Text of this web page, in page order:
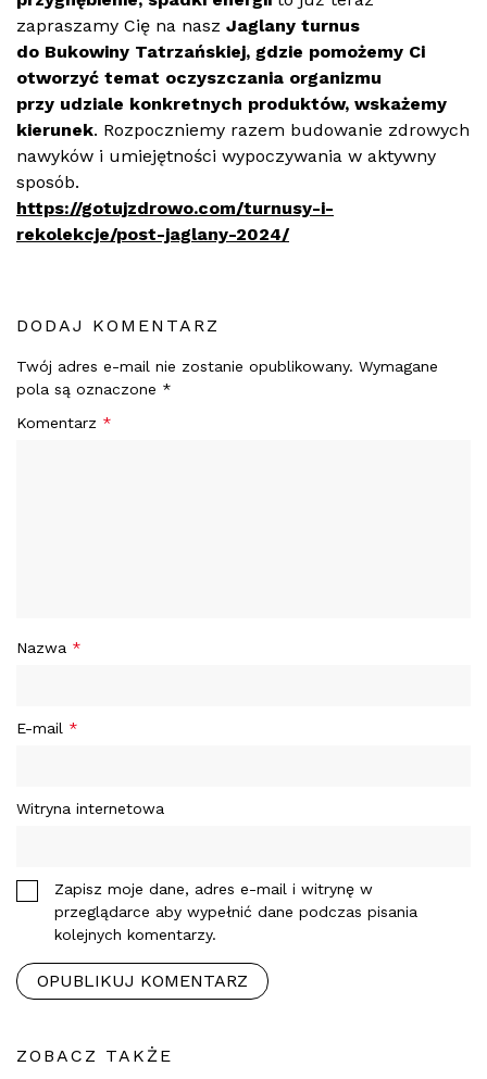
zapraszamy Cię na nasz Jaglany turnus
do Bukowiny Tatrzańskiej, gdzie pomożemy Ci
otworzyć temat oczyszczania organizmu
przy udziale konkretnych produktów, wskażemy
kierunek. Rozpoczniemy razem budowanie zdrowych
nawyków i umiejętności wypoczywania w aktywny
sposób.
https://gotujzdrowo.com/turnusy-i-
rekolekcje/post-jaglany-2024/
DODAJ KOMENTARZ
Twój adres e-mail nie zostanie opublikowany. Wymagane
pola są oznaczone *
Komentarz *
Nazwa *
E-mail *
Witryna internetowa
Zapisz moje dane, adres e-mail i witrynę w
przeglądarce aby wypełnić dane podczas pisania
kolejnych komentarzy.
ZOBACZ TAKŻE